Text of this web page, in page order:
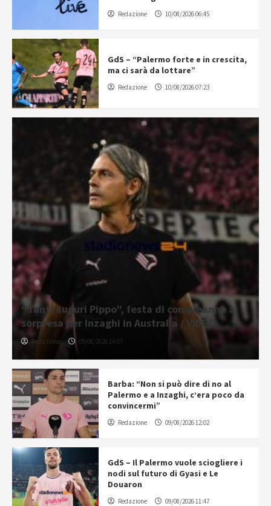
Redazione 10/08/2026 06:45
GdS – “Palermo forte e in crescita,
ma ci sarà da lottare”
Redazione 10/08/2026 07:23
“Tanti auguri Pippo”, festa di compleanno a
sorpresa per Inzaghi in Australia / VIDEO
Redazione 09/08/2026 14:07
Barba: “Non si può dire di no al
Palermo e a Inzaghi, c’era poco da
convincermi”
Redazione 09/08/2026 12:02
GdS – Il Palermo vuole sciogliere i
nodi sul futuro di Gyasi e Le
Douaron
Redazione 09/08/2026 11:47